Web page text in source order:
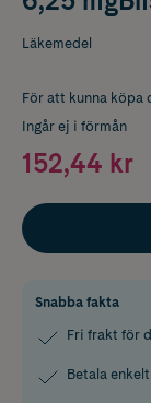
Läkemedel
För att kunna köpa
Ingår ej i förmån
152,44 kr
Snabba fakta
Fri frakt för
Betala